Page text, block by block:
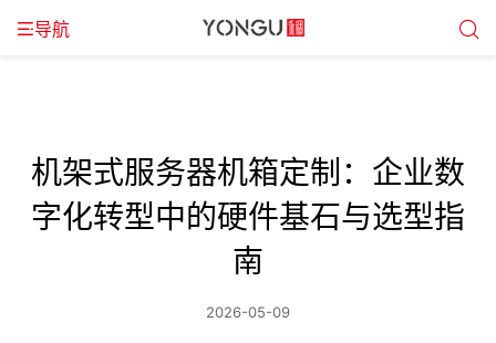
导航
机架式服务器机箱定制：企业数
字化转型中的硬件基石与选型指
南
2026-05-09